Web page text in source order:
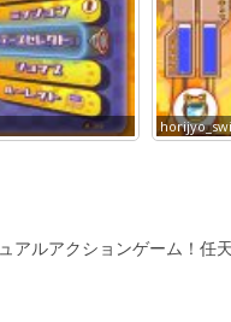
アルアクションゲーム！任